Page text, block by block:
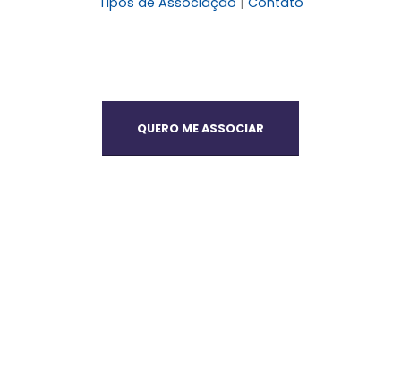
QUERO ME ASSOCIAR